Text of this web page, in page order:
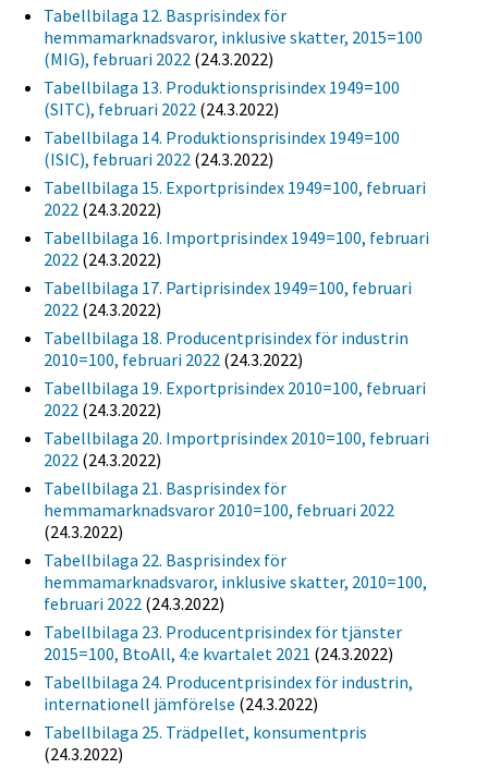
Tabellbilaga 12. Basprisindex för
hemmamarknadsvaror, inklusive skatter, 2015=100
(MIG), februari 2022 (24.3.2022)
Tabellbilaga 13. Produktionsprisindex 1949=100
(SITC), februari 2022 (24.3.2022)
Tabellbilaga 14. Produktionsprisindex 1949=100
(ISIC), februari 2022 (24.3.2022)
Tabellbilaga 15. Exportprisindex 1949=100, februari
2022 (24.3.2022)
Tabellbilaga 16. Importprisindex 1949=100, februari
2022 (24.3.2022)
Tabellbilaga 17. Partiprisindex 1949=100, februari
2022 (24.3.2022)
Tabellbilaga 18. Producentprisindex för industrin
2010=100, februari 2022 (24.3.2022)
Tabellbilaga 19. Exportprisindex 2010=100, februari
2022 (24.3.2022)
Tabellbilaga 20. Importprisindex 2010=100, februari
2022 (24.3.2022)
Tabellbilaga 21. Basprisindex för
hemmamarknadsvaror 2010=100, februari 2022
(24.3.2022)
Tabellbilaga 22. Basprisindex för
hemmamarknadsvaror, inklusive skatter, 2010=100,
februari 2022 (24.3.2022)
Tabellbilaga 23. Producentprisindex för tjänster
2015=100, BtoAll, 4:e kvartalet 2021 (24.3.2022)
Tabellbilaga 24. Producentprisindex för industrin,
internationell jämförelse (24.3.2022)
Tabellbilaga 25. Trädpellet, konsumentpris
(24.3.2022)